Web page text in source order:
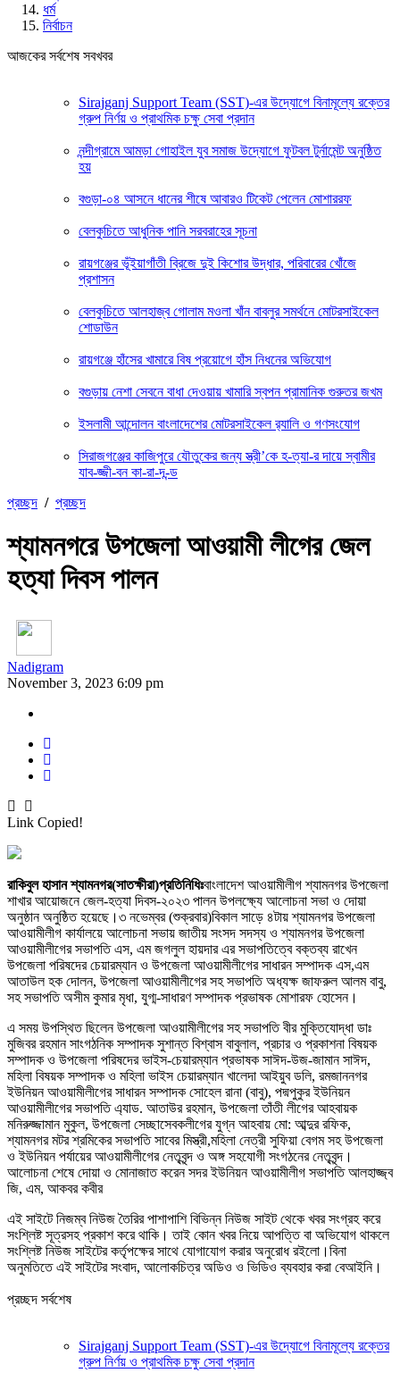
ধর্ম
নির্বাচন
আজকের সর্বশেষ সবখবর
Sirajganj Support Team (SST)-এর উদ্যোগে বিনামূল্যে রক্তের
গ্রুপ নির্ণয় ও প্রাথমিক চক্ষু সেবা প্রদান
নন্দীগ্রামে আমড়া গোহাইল যুব সমাজ উদ্যোগে ফুটবল টুর্নামেন্ট অনুষ্ঠিত
হয়
বগুড়া-০৪ আসনে ধানের শীষে আবারও টিকেট পেলেন মোশাররফ
বেলকুচিতে আধুনিক পানি সরবরাহের সূচনা
রায়গঞ্জের ভূঁইয়াগাঁতী ব্রিজে দুই কিশোর উদ্ধার, পরিবারের খোঁজে
প্রশাসন
বেলকুচিতে আলহাজ্ব গোলাম মওলা খাঁন বাবলুর সমর্থনে মোটরসাইকেল
শোডাউন
রায়গঞ্জে হাঁসের খামারে বিষ প্রয়োগে হাঁস নিধনের অভিযোগ
বগুড়ায় নেশা সেবনে বাধা দেওয়ায় খামারি স্বপন প্রামানিক গুরুতর জখম
ইসলামী আন্দোলন বাংলাদেশের মোটরসাইকেল র‍্যালি ও গণসংযোগ
সিরাজগঞ্জের কাজিপুরে যৌতুকের জন্য স্ত্রী’কে হ-ত্যা-র দায়ে স্বামীর
যাব-জ্জী-বন কা-রা-দ-ন্ড
প্রচ্ছদ / প্রচ্ছদ
শ্যামনগরে উপজেলা আওয়ামী লীগের জেল
হত্যা দিবস পালন
Nadigram
November 3, 2023 6:09 pm
Link Copied!
রাকিবুল হাসান শ্যামনগর(সাতক্ষীরা)প্রতিনিধিঃবাংলাদেশ আওয়ামীলীগ শ্যামনগর উপজেলা
শাখার আয়োজনে জেল-হত্যা দিবস-২০২৩ পালন উপলক্ষ্যে আলোচনা সভা ও দোয়া
অনুষ্ঠান অনুষ্ঠিত হয়েছে।৩ নভেম্বর (শুক্রবার)বিকাল সাড়ে ৪টায় শ্যামনগর উপজেলা
আওয়ামীলীগ কার্যালয়ে আলোচনা সভায় জাতীয় সংসদ সদস্য ও শ্যামনগর উপজেলা
আওয়ামীলীগের সভাপতি এস, এম জগলুল হায়দার এর সভাপতিত্বে বক্তব্য রাখেন
উপজেলা পরিষদের চেয়ারম্যান ও উপজেলা আওয়ামীলীগের সাধারন সম্পাদক এস,এম
আতাউল হক দোলন, উপজেলা আওয়ামীলীগের সহ সভাপতি অধ্যক্ষ জাফরুল আলম বাবু,
সহ সভাপতি অসীম কুমার মৃধা, যুগ্ম-সাধারণ সম্পাদক প্রভাষক মোশারফ হোসেন।
এ সময় উপস্থিত ছিলেন উপজেলা আওয়ামীলীগের সহ সভাপতি বীর মুক্তিযোদ্ধা ডাঃ
মুজিবর রহমান সাংগঠনিক সম্পাদক সুশান্ত বিশ্বাস বাবুলাল, প্রচার ও প্রকাশনা বিষয়ক
সম্পাদক ও উপজেলা পরিষদের ভাইস-চেয়ারম্যান প্রভাষক সাঈদ-উজ-জামান সাঈদ,
মহিলা বিষয়ক সম্পাদক ও মহিলা ভাইস চেয়ারম্যান খালেদা আইয়ুব ডলি, রমজাননগর
ইউনিয়ন আওয়ামীলীগের সাধারন সম্পাদক সোহেল রানা (বাবু), পদ্মপুকুর ইউনিয়ন
আওয়ামীলীগের সভাপতি এ্যাড. আতাউর রহমান, উপজেলা তাঁতী লীগের আহবায়ক
মনিরুজ্জামান মুকুল, উপজেলা সেচ্ছাসেবকলীগের যুগ্ন আহবায় মো: আব্দুর রফিক,
শ্যামনগর মটর শ্রমিকের সভাপতি সাবের মিস্ত্রী,মহিলা নেত্রী সুফিয়া বেগম সহ উপজেলা
ও ইউনিয়ন পর্যায়ের আওয়ামীলীগের নেতৃবৃন্দ ও অঙ্গ সহযোগী সংগঠনের নেতৃবৃন্দ।
আলোচনা শেষে দোয়া ও মোনাজাত করেন সদর ইউনিয়ন আওয়ামীলীগ সভাপতি আলহাজ্জ্ব
জি, এম, আকবর কবীর
এই সাইটে নিজম্ব নিউজ তৈরির পাশাপাশি বিভিন্ন নিউজ সাইট থেকে খবর সংগ্রহ করে
সংশ্লিষ্ট সূত্রসহ প্রকাশ করে থাকি। তাই কোন খবর নিয়ে আপত্তি বা অভিযোগ থাকলে
সংশ্লিষ্ট নিউজ সাইটের কর্তৃপক্ষের সাথে যোগাযোগ করার অনুরোধ রইলো।বিনা
অনুমতিতে এই সাইটের সংবাদ, আলোকচিত্র অডিও ও ভিডিও ব্যবহার করা বেআইনি।
প্রচ্ছদ সর্বশেষ
Sirajganj Support Team (SST)-এর উদ্যোগে বিনামূল্যে রক্তের
গ্রুপ নির্ণয় ও প্রাথমিক চক্ষু সেবা প্রদান